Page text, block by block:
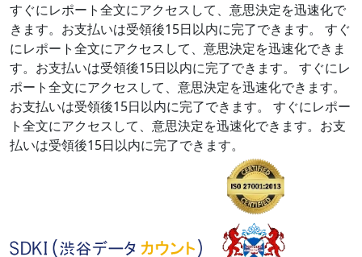
すぐにレポート全文にアクセスして、意思決定を迅速化で
きます。お支払いは受領後15日以内に完了できます。
すぐ
にレポート全文にアクセスして、意思決定を迅速化できま
す。お支払いは受領後15日以内に完了できます。
すぐにレ
ポート全文にアクセスして、意思決定を迅速化できます。
お支払いは受領後15日以内に完了できます。
すぐにレポー
ト全文にアクセスして、意思決定を迅速化できます。お支
払いは受領後15日以内に完了できます。